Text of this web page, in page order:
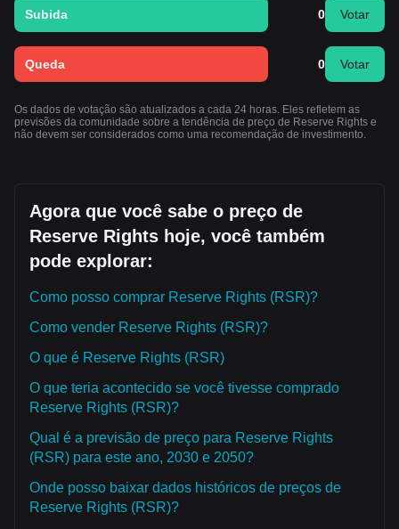
Subida 0 Votar
Queda 0 Votar
Os dados de votação são atualizados a cada 24 horas. Eles refletem as
previsões da comunidade sobre a tendência de preço de Reserve Rights e
não devem ser considerados como uma recomendação de investimento.
Agora que você sabe o preço de
Reserve Rights hoje, você também
pode explorar:
Como posso comprar Reserve Rights (RSR)?
Como vender Reserve Rights (RSR)?
O que é Reserve Rights (RSR)
O que teria acontecido se você tivesse comprado
Reserve Rights (RSR)?
Qual é a previsão de preço para Reserve Rights
(RSR) para este ano, 2030 e 2050?
Onde posso baixar dados históricos de preços de
Reserve Rights (RSR)?